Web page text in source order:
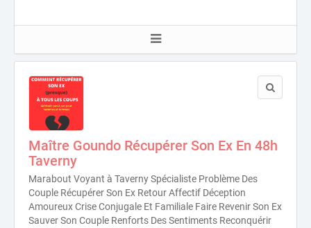
Maître Goundo Récupérer Son Ex En 48h
Taverny
Marabout Voyant à Taverny Spécialiste Problème Des
Couple Récupérer Son Ex Retour Affectif Déception
Amoureux Crise Conjugale Et Familiale Faire Revenir Son Ex
Sauver Son Couple Renforts Des Sentiments Reconquérir